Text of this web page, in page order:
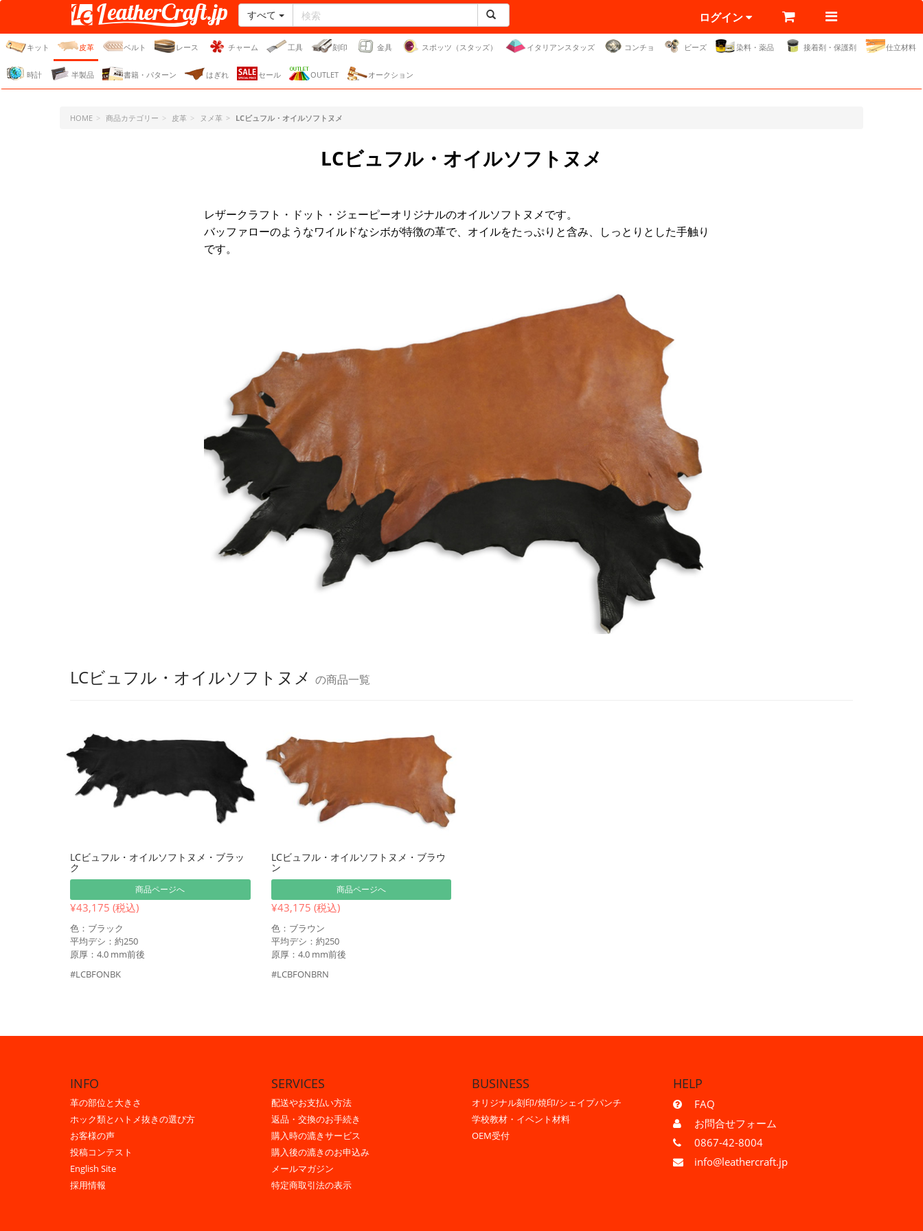
レザークラフト・ドット・
ジェーピー
すべて ログイン
キット 皮革 ベルト レース チャーム 工具 刻印 金具 スポッツ（スタッズ） イタリアンスタッズ コンチョ ビーズ 染料・薬品 接着剤・保護剤 仕立材料
時計 半製品 書籍・パターン はぎれ セール OUTLET オークション
HOME 商品カテゴリー 皮革 ヌメ革 LCビュフル・オイルソフトヌメ
LCビュフル・オイルソフトヌメ
レザークラフト・ドット・ジェーピーオリジナルのオイルソフトヌメです。
バッファローのようなワイルドなシボが特徴の革で、オイルをたっぷりと含み、しっとりとした手触り
です。
LCビュフル・オイルソフトヌメ の商品一覧
LCビュフル・オイルソフトヌメ・ブラッ
ク
商品ページへ
¥43,175 (税込)
色：ブラック
平均デシ：約250
原厚：4.0 mm前後
#LCBFONBK
LCビュフル・オイルソフトヌメ・ブラウ
ン
商品ページへ
¥43,175 (税込)
色：ブラウン
平均デシ：約250
原厚：4.0 mm前後
#LCBFONBRN
INFO
革の部位と大きさ
ホック類とハトメ抜きの選び方
お客様の声
投稿コンテスト
English Site
採用情報
SERVICES
配送やお支払い方法
返品・交換のお手続き
購入時の漉きサービス
購入後の漉きのお申込み
メールマガジン
特定商取引法の表示
BUSINESS
オリジナル刻印/焼印/シェイプパンチ
学校教材・イベント材料
OEM受付
HELP
FAQ
お問合せフォーム
0867-42-8004
info@leathercraft.jp